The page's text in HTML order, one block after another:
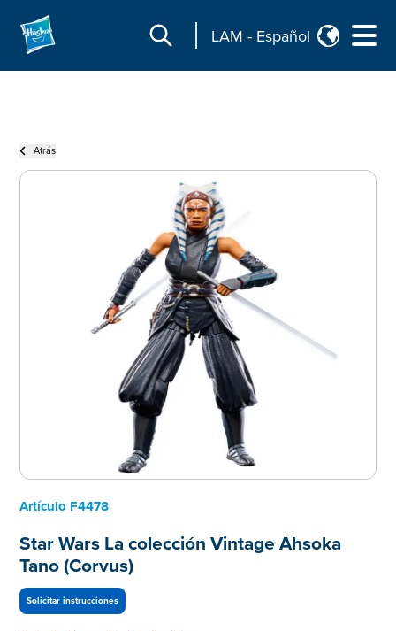
LAM - Español
Atrás
Artículo F4478
Star Wars La colección Vintage Ahsoka
Tano (Corvus)
Solicitar instrucciones